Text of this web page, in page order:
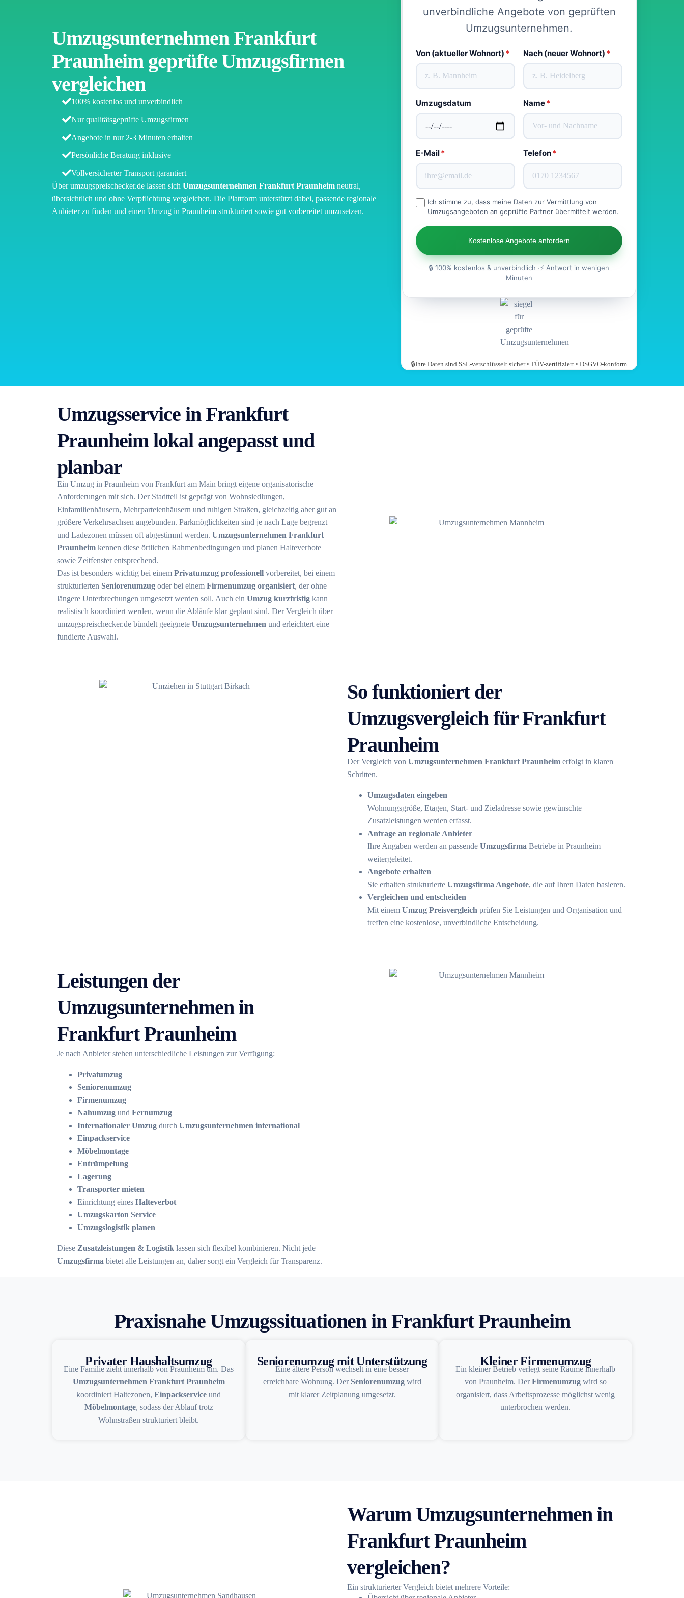
Umzugsunternehmen Frankfurt
Praunheim geprüfte Umzugsfirmen
vergleichen
100% kostenlos und unverbindlich
Nur qualitätsgeprüfte Umzugsfirmen
Angebote in nur 2-3 Minuten erhalten
Persönliche Beratung inklusive
Vollversicherter Transport garantiert
Über umzugspreischecker.de lassen sich Umzugsunternehmen Frankfurt Praunheim neutral,
übersichtlich und ohne Verpflichtung vergleichen. Die Plattform unterstützt dabei, passende regionale
Anbieter zu finden und einen Umzug in Praunheim strukturiert sowie gut vorbereitet umzusetzen.
unverbindliche Angebote von geprüften
Umzugsunternehmen.
Von (aktueller Wohnort) * Nach (neuer Wohnort) *
Umzugsdatum Name*
E-Mail* Telefon*
Ich stimme zu, dass meine Daten zur Vermittlung von
Umzugsangeboten an geprüfte Partner übermittelt werden.
Kostenlose Angebote anfordern
🔒 100% kostenlos & unverbindlich ·⚡ Antwort in wenigen
Minuten
🔒Ihre Daten sind SSL-verschlüsselt sicher • TÜV-zertifiziert • DSGVO-konform
Umzugsservice in Frankfurt
Praunheim lokal angepasst und
planbar
Ein Umzug in Praunheim von Frankfurt am Main bringt eigene organisatorische
Anforderungen mit sich. Der Stadtteil ist geprägt von Wohnsiedlungen,
Einfamilienhäusern, Mehrparteienhäusern und ruhigen Straßen, gleichzeitig aber gut an
größere Verkehrsachsen angebunden. Parkmöglichkeiten sind je nach Lage begrenzt
und Ladezonen müssen oft abgestimmt werden. Umzugsunternehmen Frankfurt
Praunheim kennen diese örtlichen Rahmenbedingungen und planen Halteverbote
sowie Zeitfenster entsprechend.
Das ist besonders wichtig bei einem Privatumzug professionell vorbereitet, bei einem
strukturierten Seniorenumzug oder bei einem Firmenumzug organisiert, der ohne
längere Unterbrechungen umgesetzt werden soll. Auch ein Umzug kurzfristig kann
realistisch koordiniert werden, wenn die Abläufe klar geplant sind. Der Vergleich über
umzugspreischecker.de bündelt geeignete Umzugsunternehmen und erleichtert eine
fundierte Auswahl.
So funktioniert der
Umzugsvergleich für Frankfurt
Praunheim
Der Vergleich von Umzugsunternehmen Frankfurt Praunheim erfolgt in klaren
Schritten.
Umzugsdaten eingeben
Wohnungsgröße, Etagen, Start- und Zieladresse sowie gewünschte
Zusatzleistungen werden erfasst.
Anfrage an regionale Anbieter
Ihre Angaben werden an passende Umzugsfirma Betriebe in Praunheim
weitergeleitet.
Angebote erhalten
Sie erhalten strukturierte Umzugsfirma Angebote, die auf Ihren Daten basieren.
Vergleichen und entscheiden
Mit einem Umzug Preisvergleich prüfen Sie Leistungen und Organisation und
treffen eine kostenlose, unverbindliche Entscheidung.
Leistungen der
Umzugsunternehmen in
Frankfurt Praunheim
Je nach Anbieter stehen unterschiedliche Leistungen zur Verfügung:
Privatumzug
Seniorenumzug
Firmenumzug
Nahumzug und Fernumzug
Internationaler Umzug durch Umzugsunternehmen international
Einpackservice
Möbelmontage
Entrümpelung
Lagerung
Transporter mieten
Einrichtung eines Halteverbot
Umzugskarton Service
Umzugslogistik planen
Diese Zusatzleistungen & Logistik lassen sich flexibel kombinieren. Nicht jede
Umzugsfirma bietet alle Leistungen an, daher sorgt ein Vergleich für Transparenz.
Praxisnahe Umzugssituationen in Frankfurt Praunheim
Privater Haushaltsumzug
Eine Familie zieht innerhalb von Praunheim um. Das
Umzugsunternehmen Frankfurt Praunheim
koordiniert Haltezonen, Einpackservice und
Möbelmontage, sodass der Ablauf trotz
Wohnstraßen strukturiert bleibt.
Seniorenumzug mit Unterstützung
Eine ältere Person wechselt in eine besser
erreichbare Wohnung. Der Seniorenumzugwird
mit klarer Zeitplanung umgesetzt.
Kleiner Firmenumzug
Ein kleiner Betrieb verlegt seine Räume innerhalb
von Praunheim. DerFirmenumzugwird so
organisiert, dass Arbeitsprozesse möglichst wenig
unterbrochen werden.
Warum Umzugsunternehmen in
Frankfurt Praunheim
vergleichen?
Ein strukturierter Vergleich bietet mehrere Vorteile: